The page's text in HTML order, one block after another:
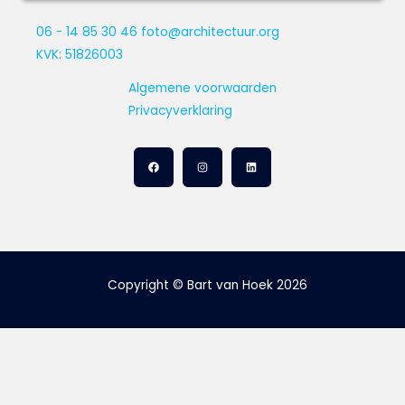
06 - 14 85 30 46 foto@architectuur.org
KVK: 51826003
Algemene voorwaarden
Privacyverklaring
Copyright © Bart van Hoek 2026